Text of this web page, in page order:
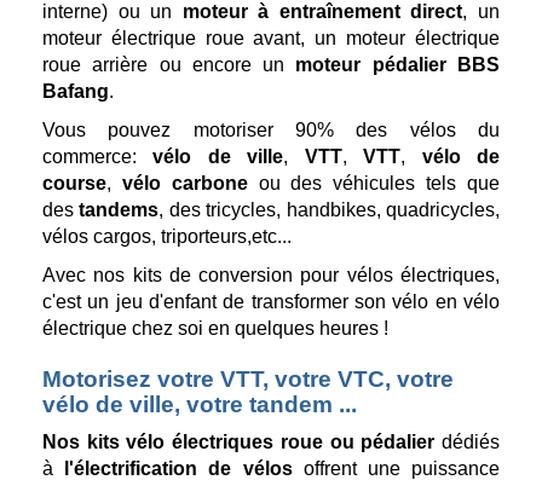
interne) ou un
moteur à entraînement direct, un
moteur électrique roue avant, un moteur électrique
roue arrière ou encore un
moteur pédalier BBS
Bafang.
Vous pouvez motoriser 90% des vélos du
commerce:
vélo de ville, VTT, VTT,
vélo de
course, vélo carbone ou des véhicules tels que
des tandems, des tricycles, handbikes, quadricycles,
vélos cargos, triporteurs,etc...
Avec nos kits de conversion pour vélos électriques,
c'est un jeu d'enfant de transformer son vélo en vélo
électrique chez soi en quelques heures !
Motorisez votre VTT, votre VTC, votre
vélo de ville, votre tandem ...
Nos kits vélo électriques roue ou pédalier dédiés
à
l'électrification de vélos offrent une puissance